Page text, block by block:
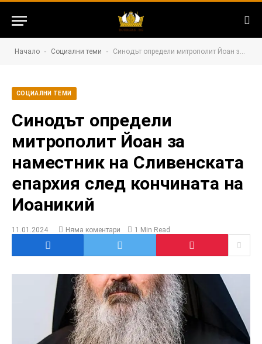
Начало - Социални теми - Синодът определи митрополит Йоан за наместник на Сливенската епархия след кончината на Иоаникий
СОЦИАЛНИ ТЕМИ
Синодът определи
митрополит Йоан за
наместник на Сливенската
епархия след кончината на
Иоаникий
11.01.2024 Няма коментари 1 Min Read